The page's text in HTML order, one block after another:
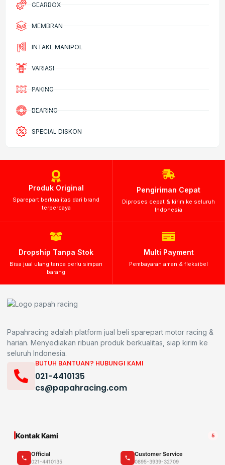
GEARBOX
MEMBRAN
INTAKE MANIPOL
VARIASI
PAKING
BEARING
SPECIAL DISKON
Produk Original
Sparepart berkualitas dari brand
terpercaya
Pengiriman Cepat
Diproses cepat & kirim ke seluruh
Indonesia
Dropship Tanpa Stok
Bisa jual ulang tanpa perlu simpan
barang
Multi Payment
Pembayaran aman & fleksibel
Papahracing adalah platform jual beli sparepart motor racing &
harian. Menyediakan ribuan produk berkualitas, siap kirim ke
seluruh Indonesia.
BUTUH BANTUAN? HUBUNGI KAMI
021-4410135
cs@papahracing.com
Kontak Kami 5
Official
021-4410135
Customer Service
0895-3939-32709